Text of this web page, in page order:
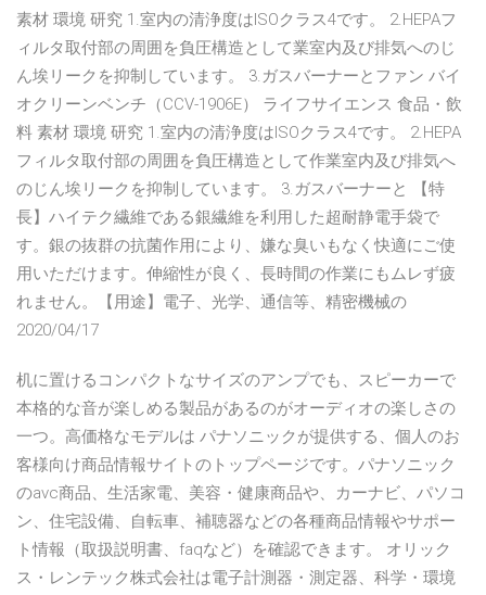
素材 環境 研究 1.室内の清浄度はISOクラス4です。 2.HEPAフ
ィルタ取付部の周囲を負圧構造として業室内及び排気へのじ
ん埃リークを抑制しています。 3.ガスバーナーとファン バイ
オクリーンベンチ（CCV-1906E） ライフサイエンス 食品・飲
料 素材 環境 研究 1.室内の清浄度はISOクラス4です。 2.HEPA
フィルタ取付部の周囲を負圧構造として作業室内及び排気へ
のじん埃リークを抑制しています。 3.ガスバーナーと 【特
長】ハイテク繊維である銀繊維を利用した超耐静電手袋で
す。銀の抜群の抗菌作用により、嫌な臭いもなく快適にご使
用いただけます。伸縮性が良く、長時間の作業にもムレず疲
れません。【用途】電子、光学、通信等、精密機械の
2020/04/17
机に置けるコンパクトなサイズのアンプでも、スピーカーで
本格的な音が楽しめる製品があるのがオーディオの楽しさの
一つ。高価格なモデルは パナソニックが提供する、個人のお
客様向け商品情報サイトのトップページです。パナソニック
のavc商品、生活家電、美容・健康商品や、カーナビ、パソコ
ン、住宅設備、自転車、補聴器などの各種商品情報やサポー
ト情報（取扱説明書、faqなど）を確認できます。 オリック
ス・レンテック株式会社は電子計測器・測定器、科学・環境